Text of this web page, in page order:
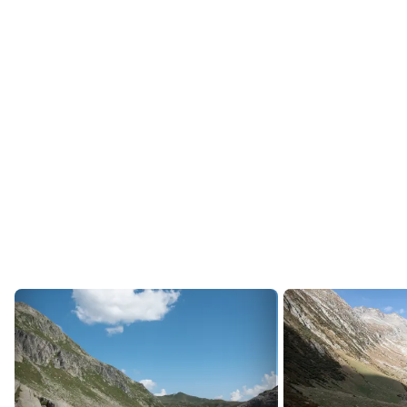
Pässe und Bergtouren
Mit acht Alpenpässen ist die Tourenvielfalt rund um
Andermatt einzigartig. Wunderschön sind
Wanderungen am Oberalp- und
Furkapassoder auf
demVier-Quellen-Weg: Er führt dich durch